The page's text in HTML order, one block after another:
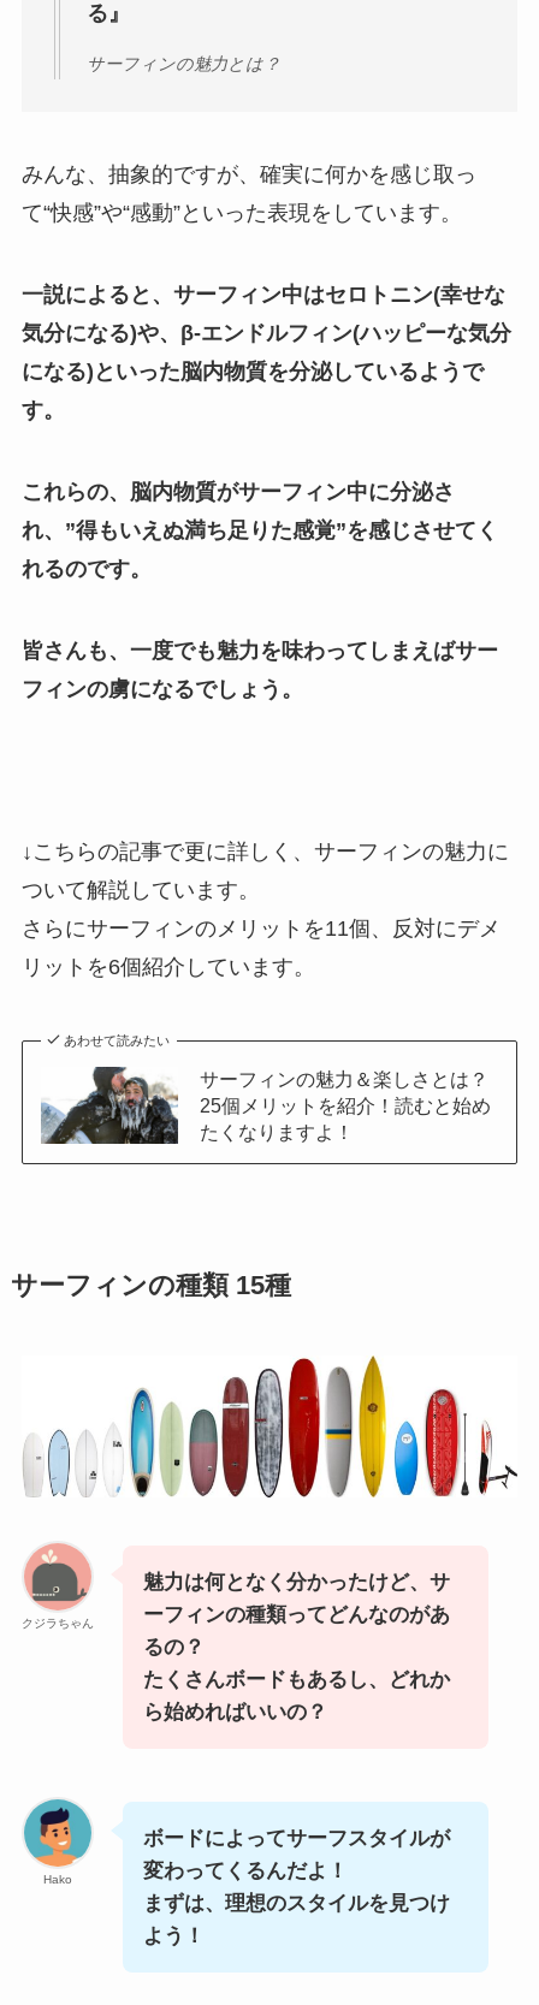
る』
サーフィンの魅力とは？
みんな、抽象的ですが、確実に何かを感じ取っ
て“快感”や“感動”といった表現をしています。
一説によると、サーフィン中はセロトニン(幸せな
気分になる)や、β-エンドルフィン(ハッピーな気分
になる)といった脳内物質を分泌しているようで
す。
これらの、脳内物質がサーフィン中に分泌さ
れ、 ”得もいえぬ満ち足りた感覚”を感じさせてく
れるのです。
皆さんも、一度でも魅力を味わってしまえばサー
フィンの虜になるでしょう。
↓こちらの記事で更に詳しく、サーフィンの魅力に
ついて解説しています。
さらにサーフィンのメリットを11個、反対にデメ
リットを6個紹介しています。
あわせて読みたい
サーフィンの魅力＆楽しさとは？
25個メリットを紹介！読むと始め
たくなりますよ！
サーフィンの種類 15種
クジラちゃん
魅力は何となく分かったけど、サ
ーフィンの種類ってどんなのがあ
るの？
たくさんボードもあるし、どれか
ら始めればいいの？
Hako
ボードによってサーフスタイルが
変わってくるんだよ！
まずは、理想のスタイルを見つけ
よう！